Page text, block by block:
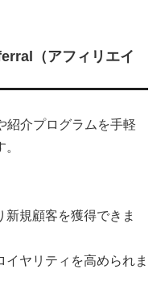
（アフィリエイ
紹介プログラムを手軽
新規顧客を獲得できま
イヤリティを高められま